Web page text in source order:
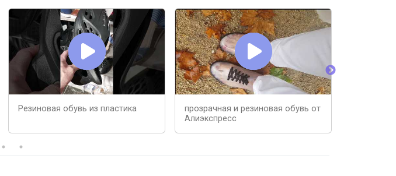
Резиновая обувь из пластика
прозрачная и резиновая обувь от
Алиэкспресс